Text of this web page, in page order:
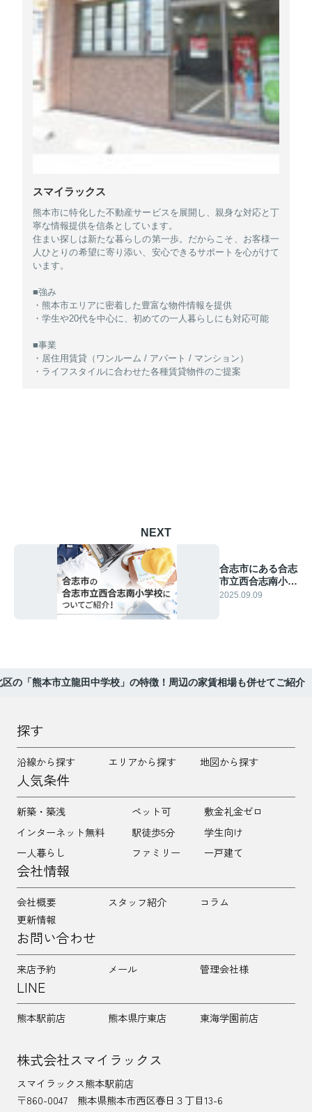
スマイラックス
熊本市に特化した不動産サービスを展開し、親身な対応と丁
寧な情報提供を信条としています。
住まい探しは新たな暮らしの第一歩。だからこそ、お客様一
人ひとりの希望に寄り添い、安心できるサポートを心がけて
います。
■強み
・熊本市エリアに密着した豊富な物件情報を提供
・学生や20代を中心に、初めての一人暮らしにも対応可能
■事業
・居住用賃貸（ワンルーム / アパート / マンション）
・ライフスタイルに合わせた各種賃貸物件のご提案
NEXT
合志市にある合志
市立西合志南小学
校についてご紹
2025.09.09
区の「熊本市立龍田中学校」の特徴！周辺の家賃相場も併せてご紹介
探す
沿線から探す エリアから探す 地図から探す
人気条件
新築・築浅 ペット可
敷金礼金ゼロ
インターネット無料
駅徒歩5分
学生向け
一人暮らし
ファミリー 一戸建て
会社情報
会社概要 スタッフ紹介
コラム
更新情報
お問い合わせ
来店予約 メール 管理会社様
LINE
熊本駅前店 熊本県庁東店 東海学園前店
株式会社スマイラックス
スマイラックス熊本駅前店
〒860-0047
熊本県熊本市西区春日３丁目13-6